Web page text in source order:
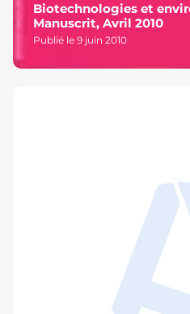
Biotechnologies et
Manuscrit, Avril 2010
Publié le 9 juin 2010